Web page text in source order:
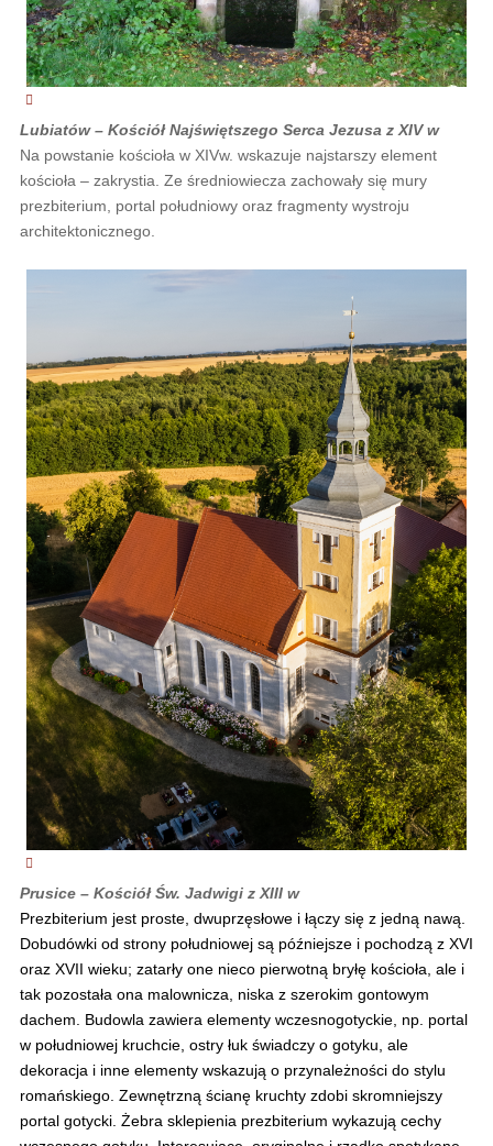
Lubiatów – Kościół Najświętszego Serca Jezusa z XIV w
Na powstanie kościoła w XIVw. wskazuje najstarszy element
kościoła – zakrystia. Ze średniowiecza zachowały się mury
prezbiterium, portal południowy oraz fragmenty wystroju
architektonicznego.
Prusice – Kościół Św. Jadwigi z XIII w
Prezbiterium jest proste, dwuprzęsłowe i łączy się z jedną nawą.
Dobudówki od strony południowej są późniejsze i pochodzą z XVI
oraz XVII wieku; zatarły one nieco pierwotną bryłę kościoła, ale i
tak pozostała ona malownicza, niska z szerokim gontowym
dachem. Budowla zawiera elementy wczesnogotyckie, np. portal
w południowej kruchcie, ostry łuk świadczy o gotyku, ale
dekoracja i inne elementy wskazują o przynależności do stylu
romańskiego. Zewnętrzną ścianę kruchty zdobi skromniejszy
portal gotycki. Żebra sklepienia prezbiterium wykazują cechy